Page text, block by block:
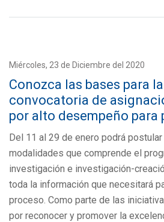
Miércoles, 23 de Diciembre del 2020
Conozca las bases para
convocatoria de
por alto desempeño para
Del 11 al 29 de enero podrá
modalidades que comprende el
investigación e investigación-
toda la información que necesitará
proceso. Como parte de las
por reconocer y promover la